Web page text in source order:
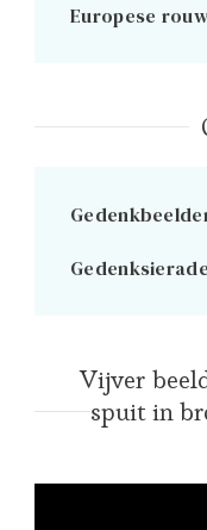
Europese
Vijver
spuit in